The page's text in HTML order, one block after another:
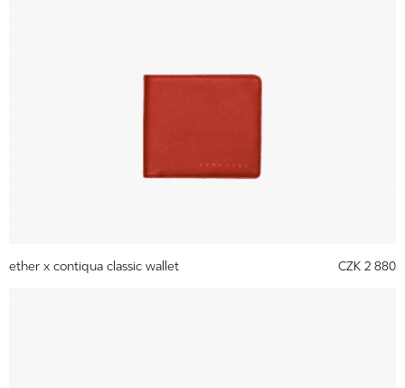
ether x contiqua classic wallet CZK 2 880